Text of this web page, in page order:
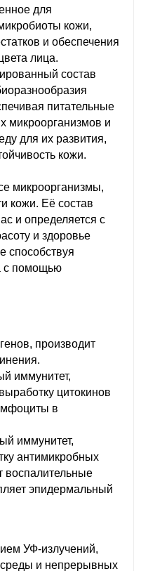
для
кожи,
и обеспечения
лица.
состав
питательные
микроорганизмов и
для их развития,
кожи.
микроорганизмы,
кожи. Её состав
и определяется с
и здоровье
способствуя
с помощью
производит
иммунитет,
цитокинов
в
иммунитет,
антимикробных
воспалительные
эпидермальный
УФ-излучений,
и непрерывных